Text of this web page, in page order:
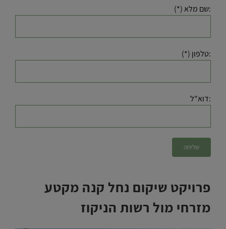
:שם מלא (*)
:טלפון (*)
:דוא"ל
פרויקט שיקום נחל קנה מקטע
מזרחי מול רשות הניקוז